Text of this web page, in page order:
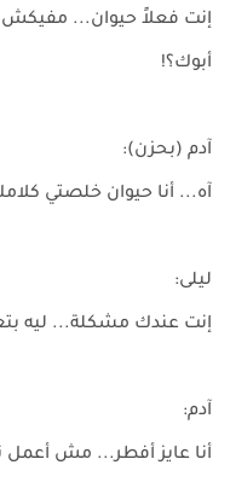
إنت فعلاً حيوان... مفيكش
أبوك؟!
آدم (بحزن):
آه... أنا حيوان خلصتي
ليلى:
إنت عندك مشكلة... ليه
آدم:
أنا عايز أفطر... مش أعمل